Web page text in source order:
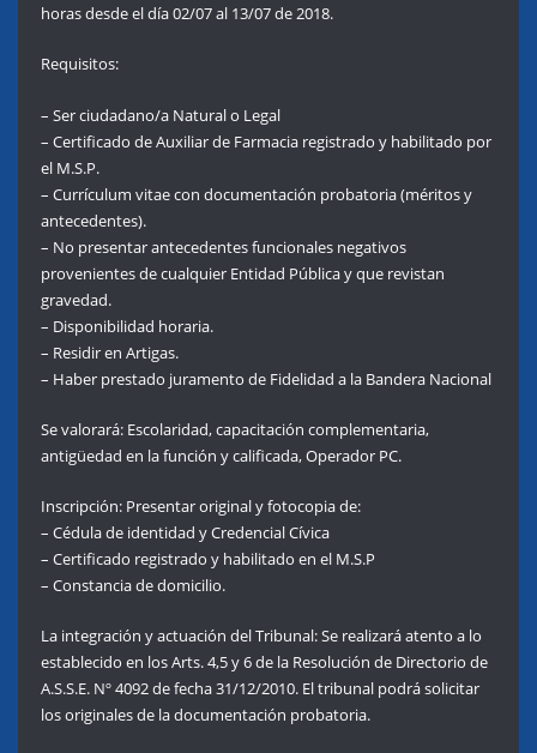
horas desde el día 02/07 al 13/07 de 2018.
Requisitos:
– Ser ciudadano/a Natural o Legal
– Certificado de Auxiliar de Farmacia registrado y habilitado por
el M.S.P.
– Currículum vitae con documentación probatoria (méritos y
antecedentes).
– No presentar antecedentes funcionales negativos
provenientes de cualquier Entidad Pública y que revistan
gravedad.
– Disponibilidad horaria.
– Residir en Artigas.
– Haber prestado juramento de Fidelidad a la Bandera Nacional
Se valorará: Escolaridad, capacitación complementaria,
antigüedad en la función y calificada, Operador PC.
Inscripción: Presentar original y fotocopia de:
– Cédula de identidad y Credencial Cívica
– Certificado registrado y habilitado en el M.S.P
– Constancia de domicilio.
La integración y actuación del Tribunal: Se realizará atento a lo
establecido en los Arts. 4,5 y 6 de la Resolución de Directorio de
A.S.S.E. Nº 4092 de fecha 31/12/2010. El tribunal podrá solicitar
los originales de la documentación probatoria.